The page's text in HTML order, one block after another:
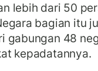
lebih dari 50
bagian itu
gabungan 48
kepadatannya.